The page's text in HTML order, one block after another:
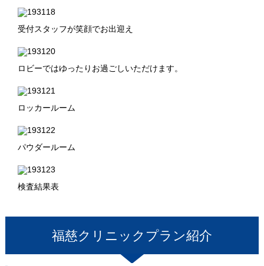
受付スタッフが笑顔でお出迎え
ロビーではゆったりお過ごしいただけます。
ロッカールーム
パウダールーム
検査結果表
福慈クリニック プラン紹介